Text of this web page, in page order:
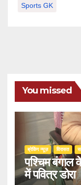
Sports GK
You missed
ब्रेकिंग न्यूज़ ‍‍विरासत
पश्चिम बंगाल
में पवित्र डोरा